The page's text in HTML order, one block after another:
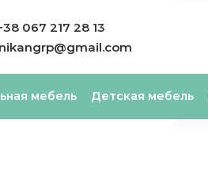
067 217 28 13
nikangrp@gmail.com
мебель Детская мебель